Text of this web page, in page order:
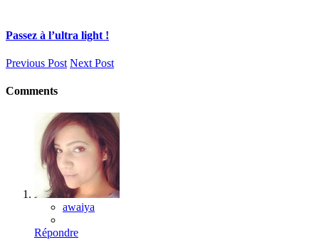
Passez à l’ultra light !
Previous Post Next Post
Comments
awaiya
Répondre